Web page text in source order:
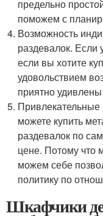
предельно
поможем с
Возможность
раздевалок. Если
если вы хотите
удовольствием
приятно
можете купить
раздевалок по
цене. Потому что
можем себе
политику по
Шкафчики